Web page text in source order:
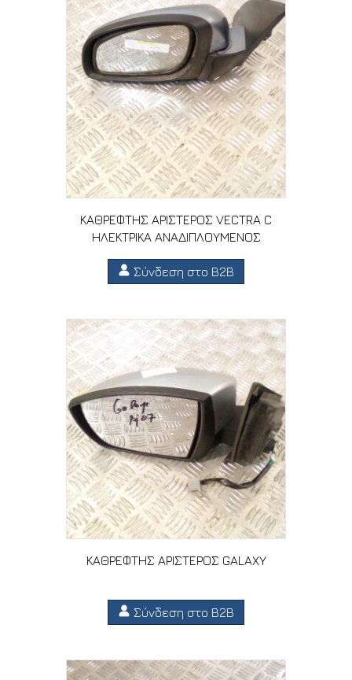
ΚΑΘΡΕΦΤΗΣ ΑΡΙΣΤΕΡΟΣ VECTRA C
ΗΛΕΚΤΡΙΚΑ ΑΝΑΔΙΠΛΟΥΜΕΝΟΣ
Σύνδεση στο B2B
ΚΑΘΡΕΦΤΗΣ ΑΡΙΣΤΕΡΟΣ GALAXY
Σύνδεση στο B2B